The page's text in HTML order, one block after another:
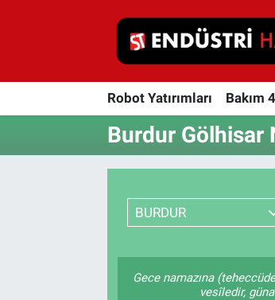
Robot Yatırımları Bakım
Burdur Gölhisar
BURDUR
Gece namazına
vesîledir,
Robot Yatırımları
Proses Otomasyonu